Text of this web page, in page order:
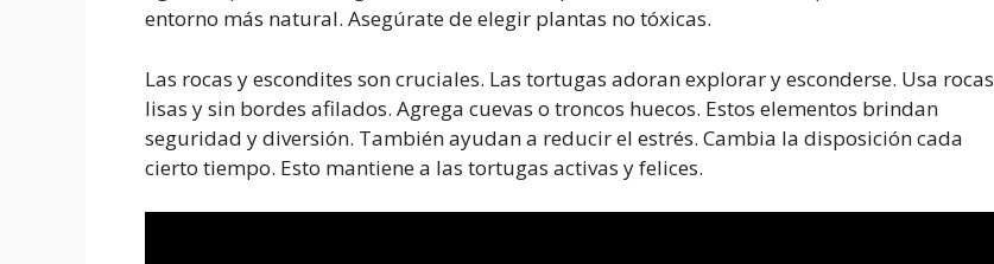
entorno más natural. Asegúrate de elegir plantas no tóxicas.
Las rocas y escondites son cruciales. Las tortugas adoran explorar y esconderse. Usa rocas
lisas y sin bordes afilados. Agrega cuevas o troncos huecos. Estos elementos brindan
seguridad y diversión. También ayudan a reducir el estrés. Cambia la disposición cada
cierto tiempo. Esto mantiene a las tortugas activas y felices.